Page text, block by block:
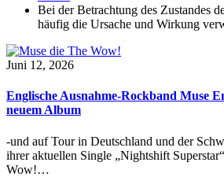
Bei der Betrachtung des Zustandes
häufig die Ursache und Wirkung
Juni 12, 2026
Englische Ausnahme-Rockband Muse
neuem Album
-und auf Tour in Deutschland und der
ihrer aktuellen Single „Nightshift
Wow!…